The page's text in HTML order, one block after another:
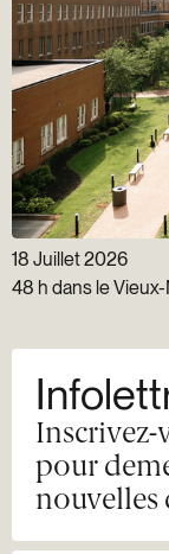
18 Juillet 2026
48 h dans le Vieux-
Inscrivez-
pour
nouvelles